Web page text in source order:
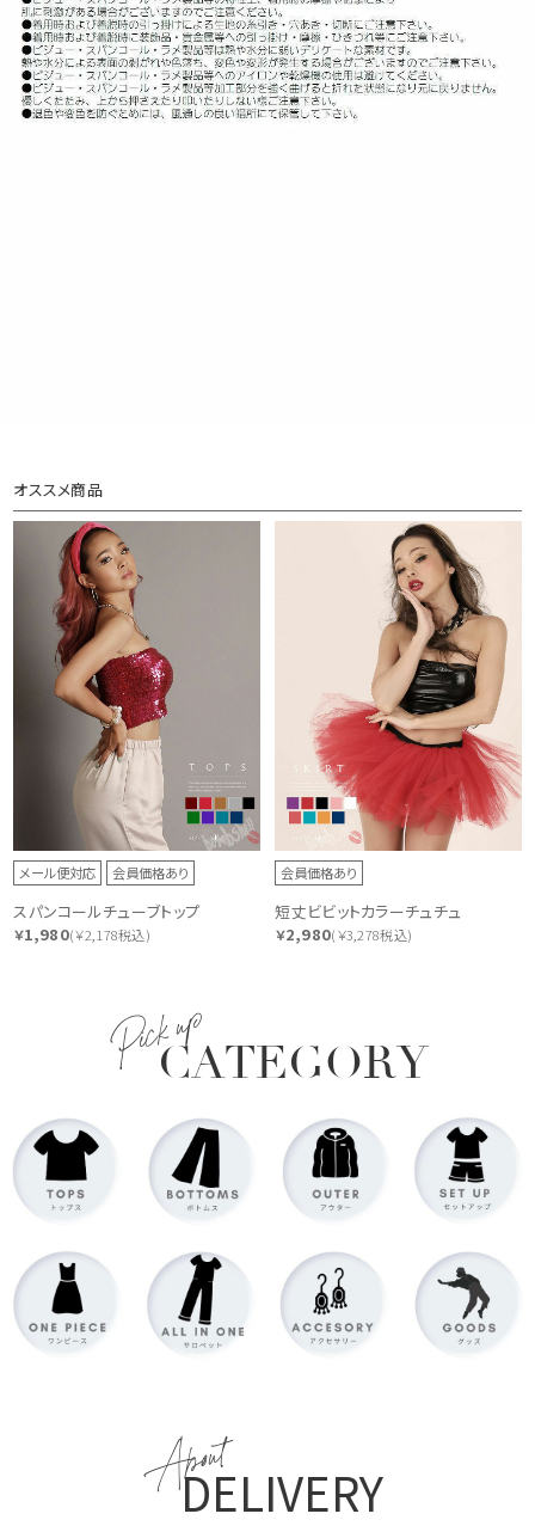
オススメ商品
メール便対応 会員価格あり
スパンコールチューブトップ
￥1,980(￥2,178税込)
会員価格あり
短丈ビビットカラーチュチュ
￥2,980(￥3,278税込)
Pick upCATEGORY
About
DELIVERY